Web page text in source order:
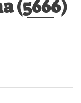
(5666)